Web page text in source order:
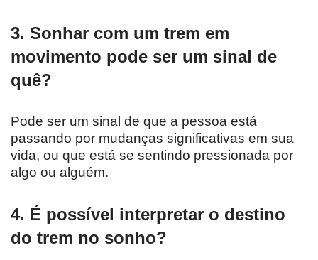
3. Sonhar com um trem em
movimento pode ser um sinal de
quê?
Pode ser um sinal de que a pessoa está
passando por mudanças significativas em sua
vida, ou que está se sentindo pressionada por
algo ou alguém.
4. É possível interpretar o destino
do trem no sonho?